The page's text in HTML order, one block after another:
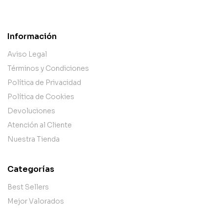
Información
Aviso Legal
Términos y Condiciones
Política de Privacidad
Política de Cookies
Devoluciones
Atención al Cliente
Nuestra Tienda
Categorías
Best Sellers
Mejor Valorados